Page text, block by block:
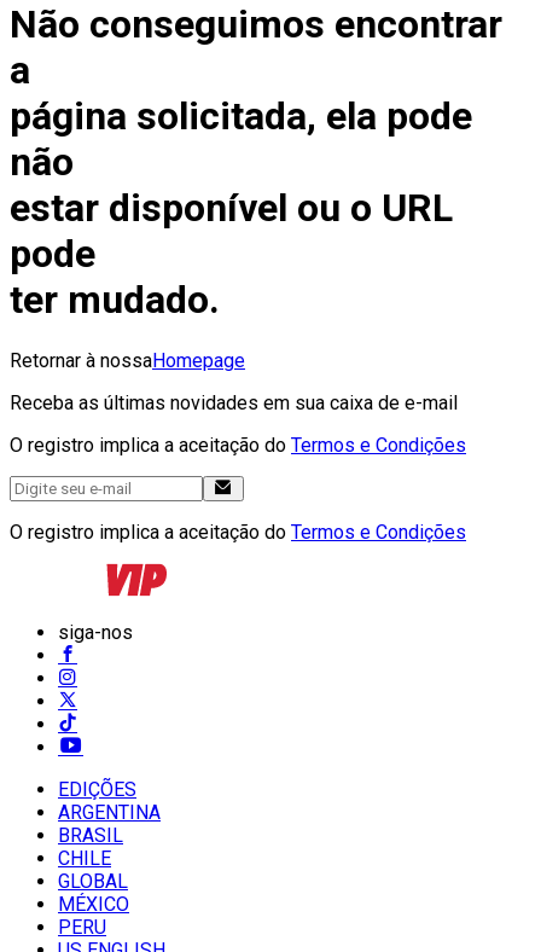
Não conseguimos encontrar
a
página solicitada, ela pode
não
estar disponível ou o URL
pode
ter mudado.
Retornar à nossaHomepage
Receba as últimas novidades em sua caixa de e-mail
O registro implica a aceitação do Termos e Condições
O registro implica a aceitação do Termos e Condições
siga-nos
EDIÇÕES
ARGENTINA
BRASIL
CHILE
GLOBAL
MÉXICO
PERU